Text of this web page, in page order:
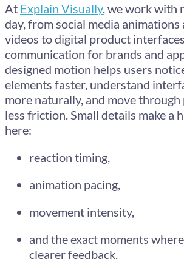
At Explain Visually, we work with
day, from social media animations
videos to digital product
communication for brands and
designed motion helps users
elements faster, understand
more naturally, and move
less friction. Small details make a
here:
reaction timing,
animation pacing,
movement intensity,
and the exact moments
clearer feedback.